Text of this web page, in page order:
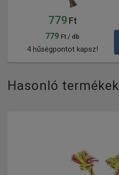
779 Ft
779 Ft / db
4 hűségpontot kapsz!
Hasonló termékek